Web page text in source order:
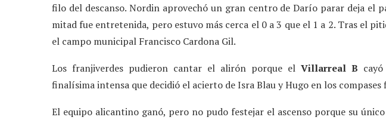
filo del descanso. Nordin aprovechó un gran centro de Darío parar deja el
mitad fue entretenida, pero estuvo más cerca el 0 a 3 que el 1 a 2. Tras el
el campo municipal Francisco Cardona Gil.
Los franjiverdes pudieron cantar el alirón porque el Villarreal B
finalísima intensa que decidió el acierto de Isra Blau y Hugo en los compases
El equipo alicantino ganó, pero no pudo festejar el ascenso porque su